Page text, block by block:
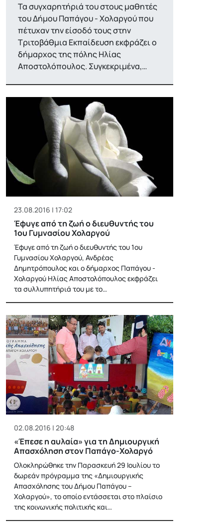
Τα συγχαρητήριά του στους μαθητές
του Δήμου Παπάγου - Χολαργού που
πέτυχαν την είσοδό τους στην
Τριτοβάθμια Εκπαίδευση εκφράζει ο
δήμαρχος της πόλης Ηλίας
Αποστολόπουλος. Συγκεκριμένα,…
23.08.2016 | 17:02
Έφυγε από τη ζωή ο διευθυντής του
1ου Γυμνασίου Χολαργού
Έφυγε από τη ζωή ο διευθυντής του 1ου
Γυμνασίου Χολαργού, Ανδρέας
Δημητρόπουλος και ο δήμαρχος Παπάγου -
Χολαργού Ηλίας Αποστολόπουλος εκφράζει
τα συλλυπητήριά του με το…
02.08.2016 | 20:48
«Έπεσε η αυλαία» για τη Δημιουργική
Απασχόληση στον Παπάγο-Χολαργό
Ολοκληρώθηκε την Παρασκευή 29 Ιουλίου το
δωρεάν πρόγραμμα της «Δημιουργικής
Απασχόλησης του Δήμου Παπάγου –
Χολαργού», το οποίο εντάσσεται στο πλαίσιο
της κοινωνικής πολιτικής και…